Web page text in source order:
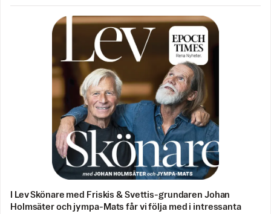
I Lev Skönare med Friskis & Svettis-grundaren Johan
Holmsäter och jympa-Mats får vi följa med i intressanta